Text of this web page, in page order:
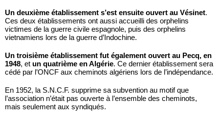
Un deuxième établissement s’est ensuite ouvert au Vésinet.
Ces deux établissements ont aussi accueilli des orphelins
victimes de la guerre civile espagnole, puis des orphelins
vietnamiens lors de la guerre d’Indochine.
Un troisième établissement fut également ouvert au Pecq, en
1948, et un quatrième en Algérie. Ce dernier établissement sera
cédé par l’ONCF aux cheminots algériens lors de l’indépendance.
En 1952, la S.N.C.F. supprime sa subvention au motif que
l’association n’était pas ouverte à l’ensemble des cheminots,
mais seulement aux syndiqués.